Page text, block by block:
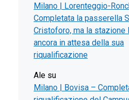
Milano | Lorenteggio-
Completata la passerella
Cristoforo, ma la stazione
ancora in attesa della sua
riqualificazione
Ale su
Milano | Bovisa –